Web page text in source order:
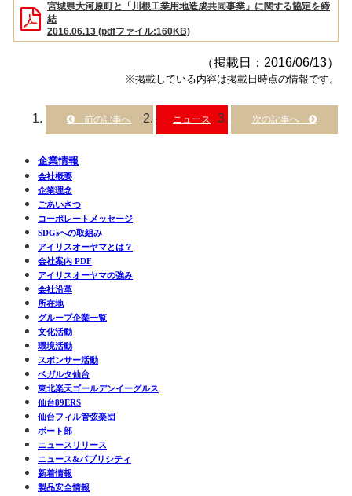
宮城県大河原町と「川根工業用地造成共同事業」に関する協定を締
結
2016.06.13 (pdfファイル:160KB)
（掲載日：2016/06/13）
※掲載している内容は掲載日時点の情報です。
ニュース
企業情報
会社概要
企業理念
ごあいさつ
コーポレートメッセージ
SDGsへの取組み
アイリスオーヤマとは？
会社案内 PDF
アイリスオーヤマの強み
会社沿革
所在地
グループ企業一覧
文化活動
環境活動
スポンサー活動
ベガルタ仙台
東北楽天ゴールデンイーグルス
仙台89ERS
仙台フィル管弦楽団
ボート部
ニュースリリース
ニュース&パブリシティ
新着情報
製品安全情報